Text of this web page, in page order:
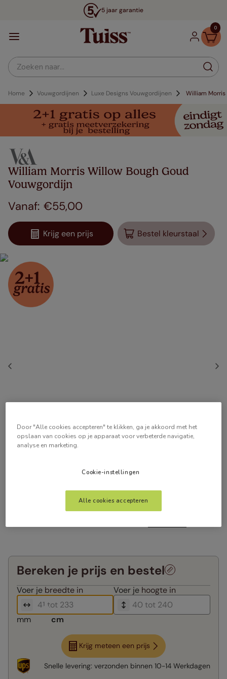
5 jaar garantie
0
Zoeken naar...
Home Vouwgordijnen Luxe Designs Vouwgordijnen William
William Morris Willow Bough Goud
Vouwgordijn
€55,00
Krijg een prijs Bestel kleurstaal
Bereken je prijs en bestel
Voer je breedte in Voer je hoogte in
mm cm
Krijg meteen een prijs
Snelle levering: verzonden binnen 10-14 Werkdagen
Door "Alle cookies accepteren" te klikken, ga je akkoord met het
opslaan van cookies op je apparaat voor verbeterde navigatie,
analyse en marketing.
Cookie-instellingen
Alle cookies accepteren